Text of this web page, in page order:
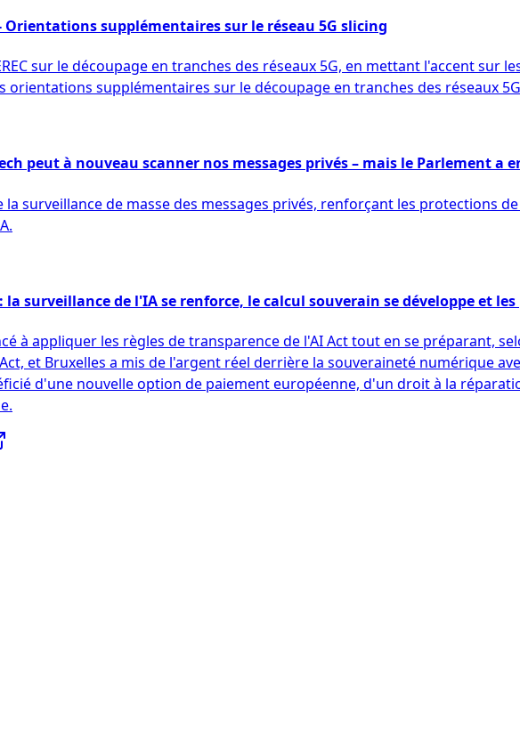
Orientations supplémentaires sur le réseau 5G slicing
sur le découpage en tranches des réseaux 5G, en mettant l'accent
supplémentaires sur le découpage en tranches des réseaux
peut à nouveau scanner nos messages privés – mais le Parlement
surveillance de masse des messages privés, renforçant les protections
surveillance de l'IA se renforce, le calcul souverain se développe et
à appliquer les règles de transparence de l'AI Act tout en se préparant,
et Bruxelles a mis de l'argent réel derrière la souveraineté numérique
d'une nouvelle option de paiement européenne, d'un droit à la